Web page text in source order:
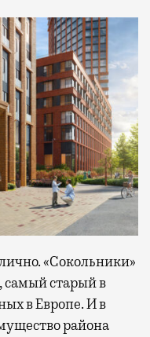
«Сокольники»
старый в
в Европе. И в
района